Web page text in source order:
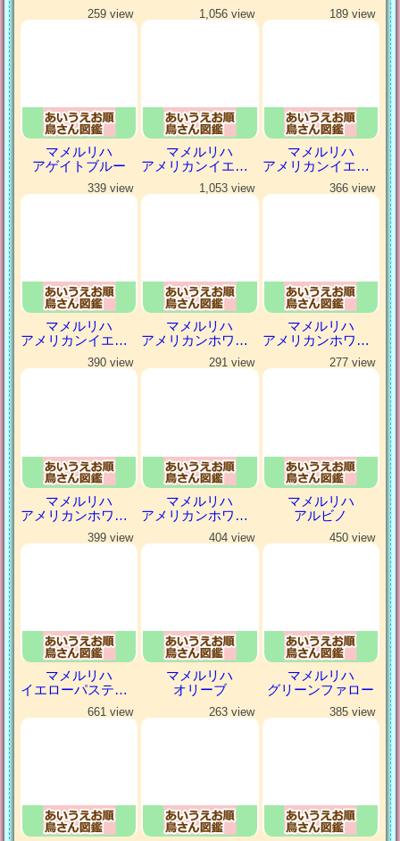
259 view
マメルリハ
アゲイトブルー
1,056 view
マメルリハ
アメリカンイエロー
189 view
マメルリハ
アメリカンイエローファロー
339 view
マメルリハ
アメリカンイエローヘビーパイドファロー
1,053 view
マメルリハ
アメリカンホワイト
366 view
マメルリハ
アメリカンホワイトパイド
390 view
マメルリハ
アメリカンホワイトパイドファロー
291 view
マメルリハ
アメリカンホワイトファロー
277 view
マメルリハ
アルビノ
399 view
マメルリハ
イエローパステルミスティ
404 view
マメルリハ
オリーブ
450 view
マメルリハ
グリーンファロー
661 view 263 view 385 view